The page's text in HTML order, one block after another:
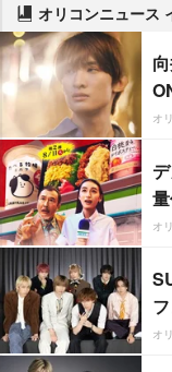
オリコンニュース
オ
オ
オ